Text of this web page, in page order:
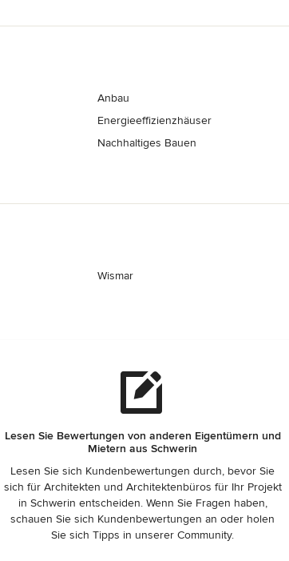
Anbau
Energieeffizienzhäuser
Nachhaltiges Bauen
Wismar
Lesen Sie Bewertungen von anderen Eigentümern und
Mietern aus Schwerin
Lesen Sie sich Kundenbewertungen durch, bevor Sie
sich für Architekten und Architektenbüros für Ihr Projekt
in Schwerin entscheiden. Wenn Sie Fragen haben,
schauen Sie sich Kundenbewertungen an oder holen
Sie sich Tipps in unserer Community.